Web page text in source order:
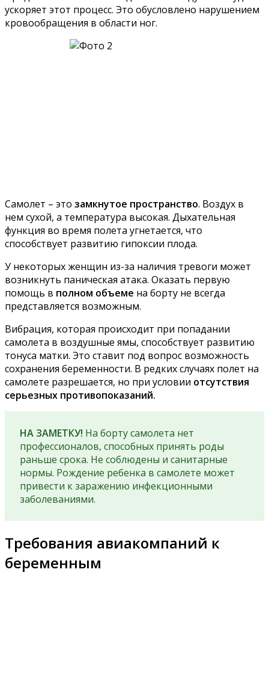
ускоряет этот процесс. Это обусловлено нарушением
кровообращения в области ног.
Самолет – это замкнутое пространство. Воздух в
нем сухой, а температура высокая. Дыхательная
функция во время полета угнетается, что
способствует развитию гипоксии плода.
У некоторых женщин из-за наличия тревоги может
возникнуть паническая атака. Оказать первую
помощь в полном объеме на борту не всегда
представляется возможным.
Вибрация, которая происходит при попадании
самолета в воздушные ямы, способствует развитию
тонуса матки. Это ставит под вопрос возможность
сохранения беременности. В редких случаях полет на
самолете разрешается, но при условии отсутствия
серьезных противопоказаний.
НА ЗАМЕТКУ! На борту самолета нет
профессионалов, способных принять роды
раньше срока. Не соблюдены и санитарные
нормы. Рождение ребенка в самолете может
привести к заражению инфекционными
заболеваниями.
Требования авиакомпаний к
беременным